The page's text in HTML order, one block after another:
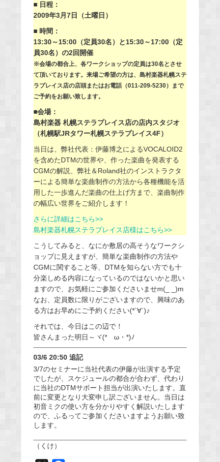
■ 日程：
2009年3月7日（土曜日）
■ 時間：
13:30～15:00（定員30名）と15:30～17:00（定
員30名）の2回開催
※会場の都合上、各ワークショップの定員は30名とさせ
て頂いております。来場ご希望の方は、島村楽器札幌ステ
ラプレイス店の店頭またはお電話（011-209-5230）まで
ご予約をお願い致します。
■会場：
島村楽器 札幌ステラプレイス店の店内スタジオ
（札幌駅JRタワー札幌ステラプレイス4F）
当日は、弊社代表：伊藤博之によるVOCALOID2
を含めたDTMの世界や、作った楽曲を発表する
CGMの解説、弊社＆Roland社のインストラクタ
ーによる簡単な楽曲制作の方法から各種機能を活
用した一歩進んだ楽曲の仕上げ方まで、楽曲制作
の幅広い世界をご紹介します！
さらに詳細はこちら>>
島村楽器札幌ステラプレイス店様はこちら>>
こうしてみると、なにか敷居の高そうなワークシ
ョップに見えますが、簡単な楽曲制作の方法や
CGMに関すること等、DTMを知らない方でも十
分楽しめる内容になっているのではないかと思い
ますので、お気軽にご参加くださいませm(_ _)m
なお、定員数に限りがございますので、興味のあ
る方はお早めにご予約ください(*´∀`)♪
それでは、今日はこの辺で！
皆さんまった明日～ヾ(*ゝω・*)ﾉ
03/6 20:50 追記
3/7のセミナーに当社代表の伊藤が出演する予定
でしたが、スケジュールの都合が合わず、代わり
に当社のDTMサポート担当が出演いたします。直
前に変更となり大変申し訳ございません。当日は
初音ミクの使い方を分かりやすく解説いたします
ので、ふるってご参加くださいますようお願い致
します。
（くけ）